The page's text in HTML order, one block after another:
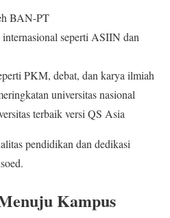
BAN-PT
seperti ASIIN dan
PKM, debat, dan karya ilmiah
universitas nasional
terbaik versi QS Asia
pendidikan dan dedikasi
Kampus